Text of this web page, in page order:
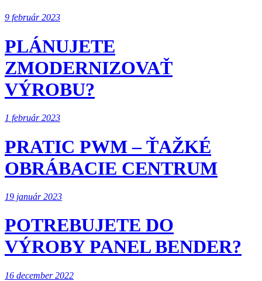
9 február 2023
PLÁNUJETE
ZMODERNIZOVAŤ
VÝROBU?
1 február 2023
PRATIC PWM – ŤAŽKÉ
OBRÁBACIE CENTRUM
19 január 2023
POTREBUJETE DO
VÝROBY PANEL BENDER?
16 december 2022